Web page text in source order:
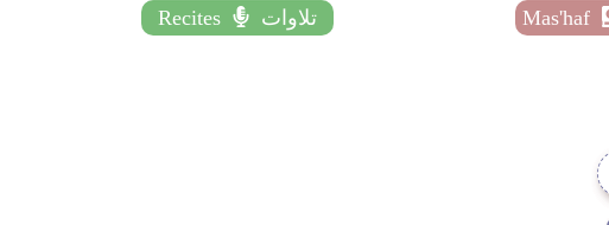
Recites تلاوات Mas'haf